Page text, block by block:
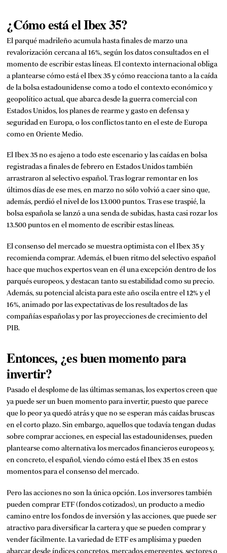
¿Cómo está el Ibex 35?
El parqué madrileño acumula hasta finales de marzo una
revalorización cercana al 16%, según los datos consultados en el
momento de escribir estas líneas. El contexto internacional obliga
a plantearse cómo está el Ibex 35 y cómo reacciona tanto a la caída
de la bolsa estadounidense como a todo el contexto económico y
geopolítico actual, que abarca desde la guerra comercial con
Estados Unidos, los planes de rearme y gasto en defensa y
seguridad en Europa, o los conflictos tanto en el este de Europa
como en Oriente Medio.
El Ibex 35 no es ajeno a todo este escenario y las caídas en bolsa
registradas a finales de febrero en Estados Unidos también
arrastraron al selectivo español. Tras lograr remontar en los
últimos días de ese mes, en marzo no sólo volvió a caer sino que,
además, perdió el nivel de los 13.000 puntos. Tras ese traspié, la
bolsa española se lanzó a una senda de subidas, hasta casi rozar los
13.500 puntos en el momento de escribir estas líneas.
El consenso del mercado se muestra optimista con el Ibex 35 y
recomienda comprar. Además, el buen ritmo del selectivo español
hace que muchos expertos vean en él una excepción dentro de los
parqués europeos, y destacan tanto su estabilidad como su precio.
Además, su potencial alcista para este año oscila entre el 12% y el
16%, animado por las expectativas de los resultados de las
compañías españolas y por las proyecciones de crecimiento del
PIB.
Entonces, ¿es buen momento para
invertir?
Pasado el desplome de las últimas semanas, los expertos creen que
ya puede ser un buen momento para invertir, puesto que parece
que lo peor ya quedó atrás y que no se esperan más caídas bruscas
en el corto plazo. Sin embargo, aquellos que todavía tengan dudas
sobre comprar acciones, en especial las estadounidenses, pueden
plantearse como alternativa los mercados financieros europeos y,
en concreto, el español, viendo cómo está el Ibex 35 en estos
momentos para el consenso del mercado.
Pero las acciones no son la única opción. Los inversores también
pueden comprar ETF (fondos cotizados), un producto a medio
camino entre los fondos de inversión y las acciones, que puede ser
atractivo para diversificar la cartera y que se pueden comprar y
vender fácilmente. La variedad de ETF es amplísima y pueden
abarcar desde índices concretos, mercados emergentes, sectores o